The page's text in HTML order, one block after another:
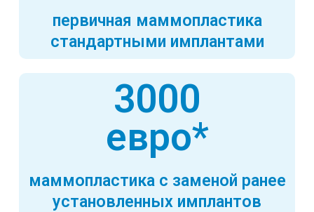
первичная маммопластика
стандартными имплантами
3000
евро*
маммопластика с заменой ранее
установленных имплантов